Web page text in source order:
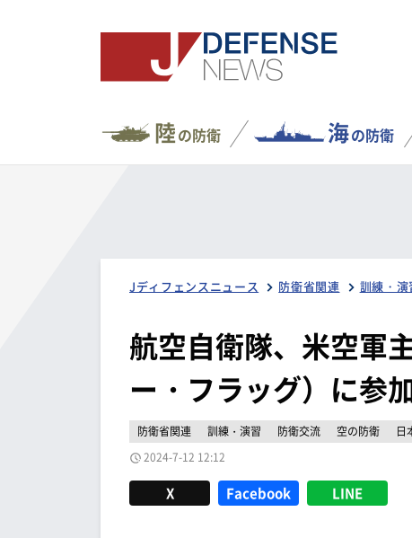
陸の防衛 海の防衛
Jディフェンスニュース 防衛省関連 訓練・演
航空自衛隊、米空軍
ー・フラッグ）に参
防衛省関連 訓練・演習 防衛交流 空の防衛
日
2024-7-12 12:12
X Facebook LINE